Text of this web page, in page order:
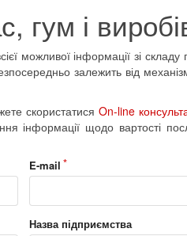
гум і
можливої інформації зі складу
залежить від
скористатисяOn-line
інформації щодо вартості
E-mail
Назва підприємства